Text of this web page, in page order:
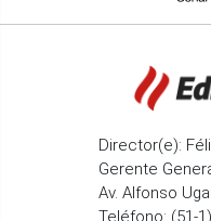
Director(e):
Gerente
Av. Alfonso
Teléfono: (51-